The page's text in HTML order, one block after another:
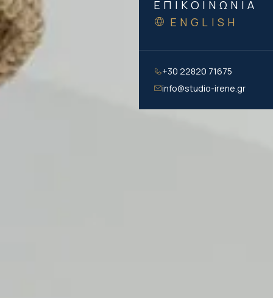
ΕΠΙΚΟΙΝΩΝΊΑ
ENGLISH
+30 22820 71675
info@studio-irene.gr